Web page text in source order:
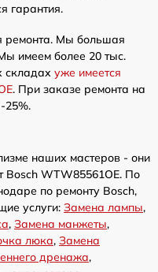
гарантия.
ремонта. Мы большая
имеем более 20 тыс.
складах уже имеется
. При заказе ремонта на
25%.
наших мастеров - они
Bosch WTW85561OE. По
по ремонту Bosch,
услуги: Замена лампы,
, Замена манжеты,
люка, Замена
дренажа,